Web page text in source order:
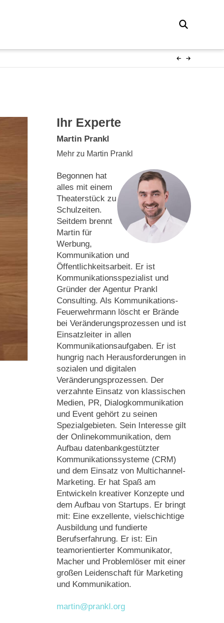
Ihr Experte
Martin Prankl
Mehr zu Martin Prankl
Begonnen hat
alles mit einem
Theaterstück zu
Schulzeiten.
Seitdem brennt
Martin für
Werbung,
Kommunikation und
Öffentlichkeitsarbeit. Er ist
Kommunikationsspezialist und
Gründer der Agentur Prankl
Consulting. Als Kommunikations-
Feuerwehrmann löscht er Brände
bei Veränderungsprozessen und ist
Einsatzleiter in allen
Kommunikationsaufgaben. Er ist
hungrig nach Herausforderungen in
sozialen und digitalen
Veränderungsprozessen. Der
verzahnte Einsatz von klassischen
Medien, PR, Dialogkommunikation
und Event gehört zu seinen
Spezialgebieten. Sein Interesse gilt
der Onlinekommunikation, dem
Aufbau datenbankgestützter
Kommunikationssysteme (CRM)
und dem Einsatz von Multichannel-
Marketing. Er hat Spaß am
Entwickeln kreativer Konzepte und
dem Aufbau von Startups. Er bringt
mit: Eine exzellente, vielschichtige
Ausbildung und fundierte
Berufserfahrung. Er ist: Ein
teamorientierter Kommunikator,
Macher und Problemlöser mit einer
großen Leidenschaft für Marketing
und Kommunikation.
martin@prankl.org